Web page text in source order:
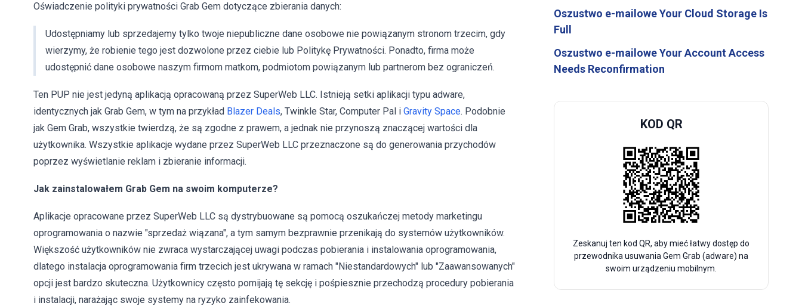
Oświadczenie polityki prywatności Grab Gem dotyczące zbierania danych:
Udostępniamy lub sprzedajemy tylko twoje niepubliczne dane osobowe nie powiązanym stronom trzecim, gdy
wierzymy, że robienie tego jest dozwolone przez ciebie lub Politykę Prywatności. Ponadto, firma może
udostępnić dane osobowe naszym firmom matkom, podmiotom powiązanym lub partnerom bez ograniczeń.
Ten PUP nie jest jedyną aplikacją opracowaną przez SuperWeb LLC. Istnieją setki aplikacji typu adware,
identycznych jak Grab Gem, w tym na przykład Blazer Deals, Twinkle Star, Computer Pal i Gravity Space. Podobnie
jak Gem Grab, wszystkie twierdzą, że są zgodne z prawem, a jednak nie przynoszą znaczącej wartości dla
użytkownika. Wszystkie aplikacje wydane przez SuperWeb LLC przeznaczone są do generowania przychodów
poprzez wyświetlanie reklam i zbieranie informacji.
Jak zainstalowałem Grab Gem na swoim komputerze?
Aplikacje opracowane przez SuperWeb LLC są dystrybuowane są pomocą oszukańczej metody marketingu
oprogramowania o nazwie "sprzedaż wiązana", a tym samym bezprawnie przenikają do systemów użytkowników.
Większość użytkowników nie zwraca wystarczającej uwagi podczas pobierania i instalowania oprogramowania,
dlatego instalacja oprogramowania firm trzecich jest ukrywana w ramach "Niestandardowych" lub "Zaawansowanych"
opcji jest bardzo skuteczna. Użytkownicy często pomijają tę sekcję i pośpiesznie przechodzą procedury pobierania
i instalacji, narażając swoje systemy na ryzyko zainfekowania.
Oszustwo e-mailowe Your Cloud Storage Is
Full
Oszustwo e-mailowe Your Account Access
Needs Reconfirmation
KOD QR
Zeskanuj ten kod QR, aby mieć łatwy dostęp do
przewodnika usuwania Gem Grab (adware) na
swoim urządzeniu mobilnym.